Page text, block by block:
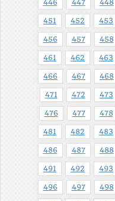
446 447 448
451 452 453
456 457 458
461 462 463
466 467 468
471 472 473
476 477 478
481 482 483
486 487 488
491 492 493
496 497 498